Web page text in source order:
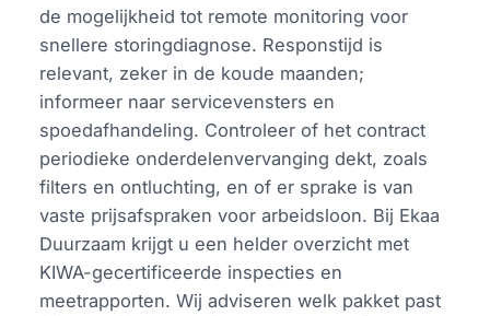
de mogelijkheid tot remote monitoring voor
snellere storingdiagnose. Responstijd is
relevant, zeker in de koude maanden;
informeer naar servicevensters en
spoedafhandeling. Controleer of het contract
periodieke onderdelenvervanging dekt, zoals
filters en ontluchting, en of er sprake is van
vaste prijsafspraken voor arbeidsloon. Bij Ekaa
Duurzaam krijgt u een helder overzicht met
KIWA-gecertificeerde inspecties en
meetrapporten. Wij adviseren welk pakket past